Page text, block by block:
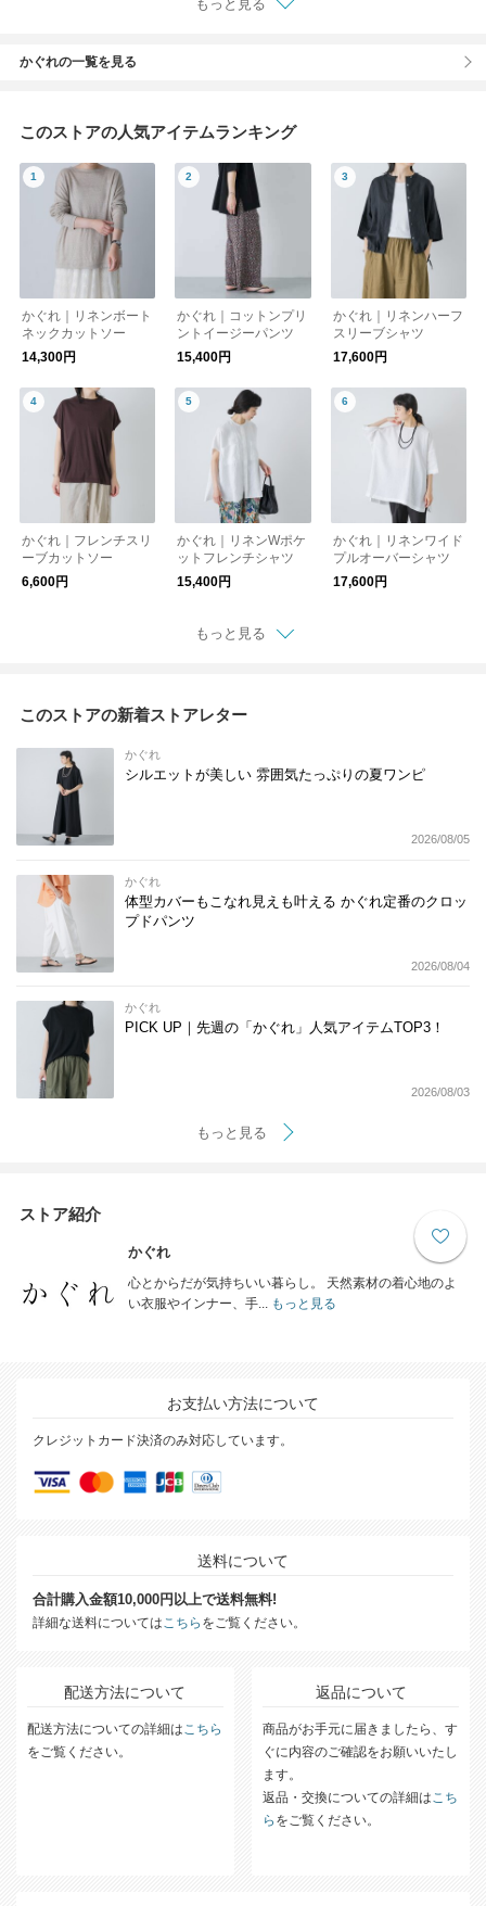
もっと見る
かぐれの一覧を見る
このストアの人気アイテムランキング
かぐれ｜リネンボート
ネックカットソー
14,300円
かぐれ｜コットンプリ
ントイージーパンツ
15,400円
かぐれ｜リネンハーフ
スリーブシャツ
17,600円
かぐれ｜フレンチスリ
ーブカットソー
6,600円
かぐれ｜リネンWポケ
ットフレンチシャツ
15,400円
かぐれ｜リネンワイド
プルオーバーシャツ
17,600円
もっと見る
このストアの新着ストアレター
かぐれ
シルエットが美しい 雰囲気たっぷりの夏ワンピ
2026/08/05
かぐれ
体型カバーもこなれ見えも叶える かぐれ定番のクロッ
プドパンツ
2026/08/04
かぐれ
PICK UP｜先週の「かぐれ」人気アイテムTOP3！
2026/08/03
もっと見る
ストア紹介
かぐれ
心とからだが気持ちいい暮らし。 天然素材の着心地のよ
い衣服やインナー、手...もっと見る
お支払い方法について
クレジットカード決済のみ対応しています。
送料について
合計購入金額10,000円以上で送料無料!
詳細な送料については こちら をご覧ください。
配送方法について
配送方法についての詳細は こちら
をご覧ください。
返品について
商品がお手元に届きましたら、す
ぐに内容のご確認をお願いいたし
ます。
返品・交換についての詳細は こち
ら をご覧ください。